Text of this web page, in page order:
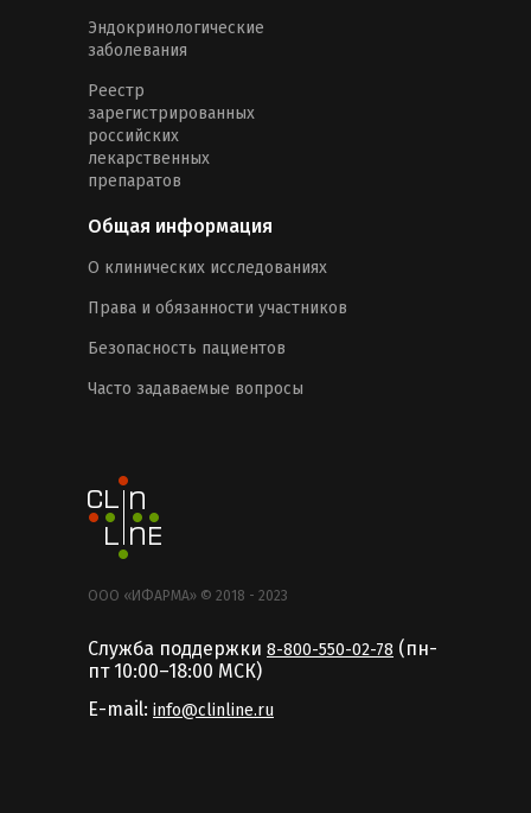
Эндокринологические
заболевания
Реестр
зарегистрированных
российских
лекарственных
препаратов
Общая информация
О клинических исследованиях
Права и обязанности участников
Безопасность пациентов
Часто задаваемые вопросы
ООО «ИФАРМА» © 2018 - 2023
Служба поддержки 8-800-550-02-78 (пн-
пт 10:00–18:00 MCК)
E-mail: info@clinline.ru